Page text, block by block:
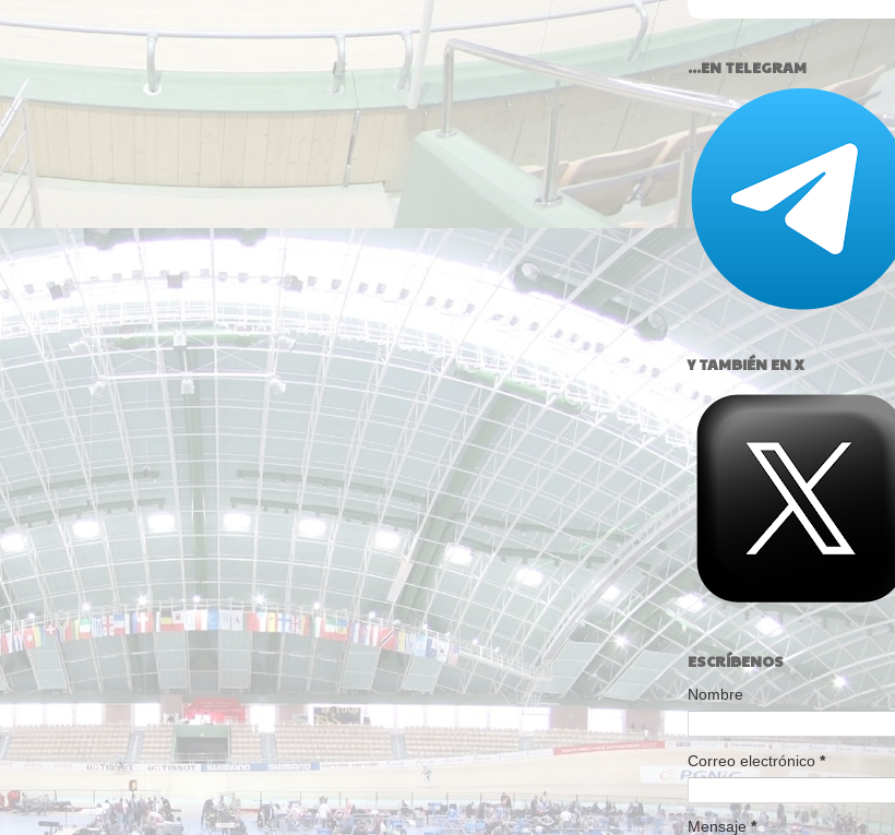
...EN TELEGRAM
Y TAMBIÉN EN X
ESCRÍBENOS
Nombre
Correo electrónico *
Mensaje*